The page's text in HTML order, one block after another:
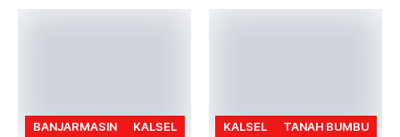
BANJARMASIN KALSEL KALSEL TANAH BUMBU